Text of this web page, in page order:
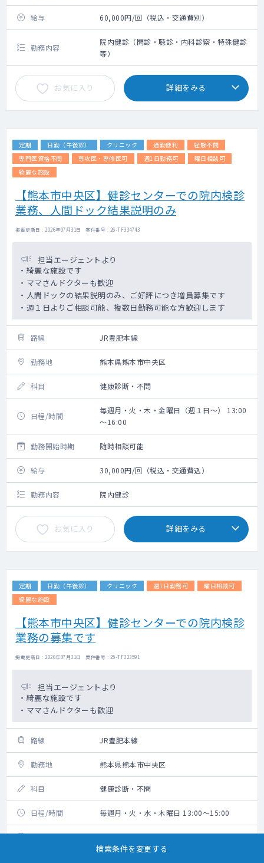
給与 60,000円/回（税込・交通費別）
勤務内容
院内健診（問診・聴診・内科診察・特殊健診
等）
お気に入り 詳細をみる
定期 日勤（午後診） クリニック 通勤便利
経験不問
専門医資格不問
専攻医・専修医可 週1日勤務可
曜日相談可
綺麗な施設
【熊本市中央区】健診センターでの院内検診
業務、人間ドック結果説明のみ
掲載更新日 : 2026年07月31日 案件番号 : 26-TF334743
担当エージェントより
・綺麗な施設です
・ママさんドクターも歓迎
・人間ドックの結果説明のみ、ご好評につき増員募集です
・週１日よりご相談可能、複数日勤務可能な方歓迎します
路線 JR豊肥本線
勤務地 熊本県熊本市中央区
科目 健康診断・不問
日程/時間
毎週月・火・木・金曜日（週１日～） 13:00
～16:00
勤務開始時期 随時相談可能
給与 30,000円/回（税込・交通費込）
勤務内容 院内健診
お気に入り 詳細をみる
定期 日勤（午後診） クリニック 週1日勤務可
曜日相談可
綺麗な施設
【熊本市中央区】健診センターでの院内検診
業務の募集です
掲載更新日 : 2026年07月31日 案件番号 : 25-TF323591
担当エージェントより
・綺麗な施設です
・ママさんドクターも歓迎
路線 JR豊肥本線
勤務地 熊本県熊本市中央区
科目 健康診断・不問
日程/時間 毎週月・火・水・木曜日 13:00～15:00
勤務開始時期 2026年4月以降
検索条件を変更する